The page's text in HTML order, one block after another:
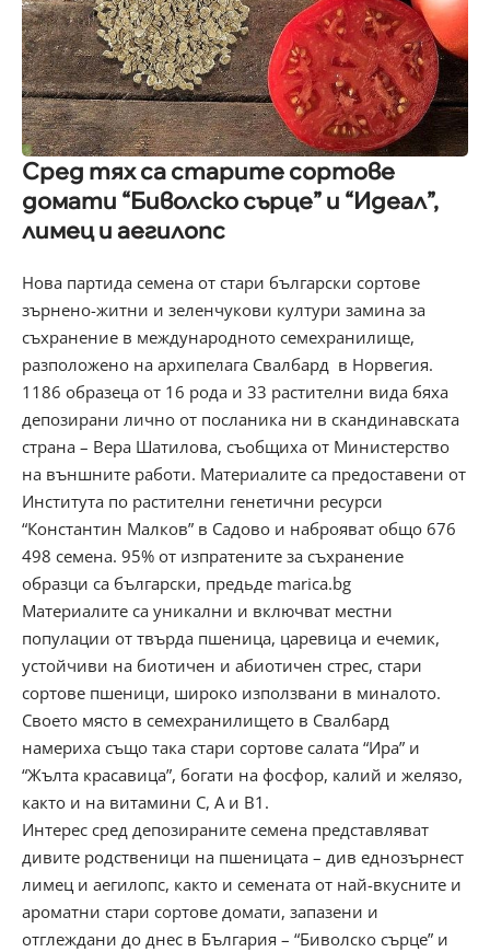
Сред тях са старите сортове
домати “Биволско сърце” и “Идеал”,
лимец и аегилопс
Нова партида семена от стари български сортове
зърнено-житни и зеленчукови култури замина за
съхранение в международното семехранилище,
разположено на архипелага Свалбард в Норвегия.
1186 образеца от 16 рода и 33 растителни вида бяха
депозирани лично от посланика ни в скандинавската
страна – Вера Шатилова, съобщиха от Министерство
на външните работи. Материалите са предоставени от
Института по растителни генетични ресурси
“Константин Малков” в Садово и наброяват общо 676
498 семена. 95% от изпратените за съхранение
образци са български, предьде marica.bg
Материалите са уникални и включват местни
популации от твърда пшеница, царевица и ечемик,
устойчиви на биотичен и абиотичен стрес, стари
сортове пшеници, широко използвани в миналото.
Своето място в семехранилището в Свалбард
намериха също така стари сортове салата “Ира” и
“Жълта красавица”, богати на фосфор, калий и желязо,
както и на витамини С, А и В1.
Интерес сред депозираните семена представляват
дивите родственици на пшеницата – див еднозърнест
лимец и аегилопс, както и семената от най-вкусните и
ароматни стари сортове домати, запазени и
отглеждани до днес в България – “Биволско сърце” и